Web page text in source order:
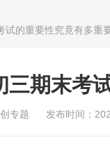
试的重要性究竟有多重
三期末考
专题 发布时间：